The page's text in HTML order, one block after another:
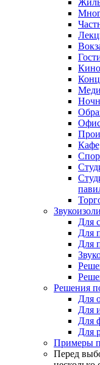
Для
Для
Для
Решения
Для
Для
Для
Для
Примеры
Перед